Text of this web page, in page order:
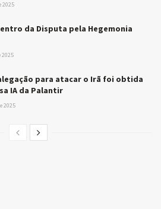
2025
da Disputa pela Hegemonia
2025
para atacar o Irã foi obtida
IA da Palantir
2025